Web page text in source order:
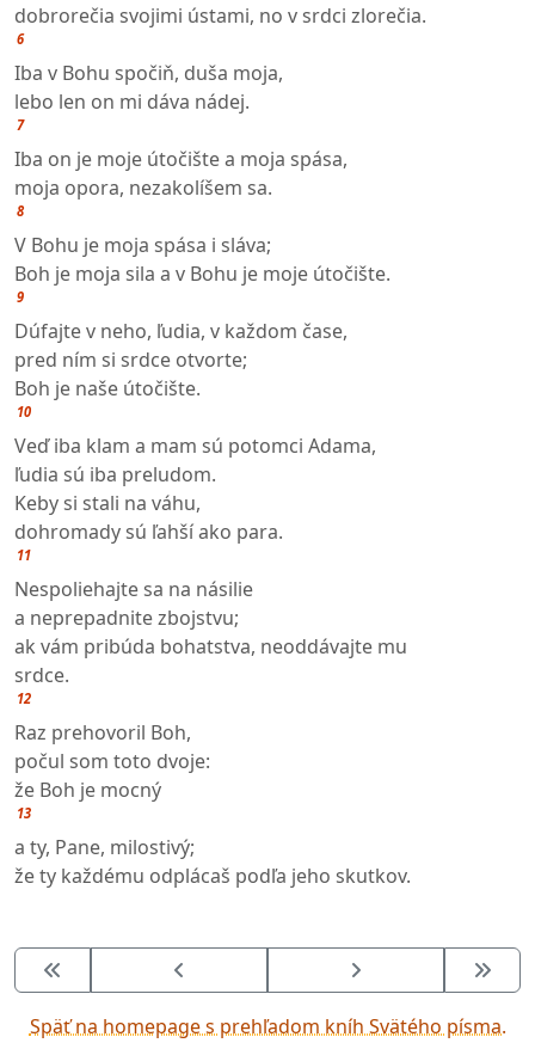
dobrorečia svojimi ústami, no v srdci zlorečia.
6
Iba v Bohu spočiň, duša moja,
lebo len on mi dáva nádej.
7
Iba on je moje útočište a moja spása,
moja opora, nezakolíšem sa.
8
V Bohu je moja spása i sláva;
Boh je moja sila a v Bohu je moje útočište.
9
Dúfajte v neho, ľudia, v každom čase,
pred ním si srdce otvorte;
Boh je naše útočište.
10
Veď iba klam a mam sú potomci Adama,
ľudia sú iba preludom.
Keby si stali na váhu,
dohromady sú ľahší ako para.
11
Nespoliehajte sa na násilie
a neprepadnite zbojstvu;
ak vám pribúda bohatstva, neoddávajte mu
srdce.
12
Raz prehovoril Boh,
počul som toto dvoje:
že Boh je mocný
13
a ty, Pane, milostivý;
že ty každému odplácaš podľa jeho skutkov.
Späť na homepage s prehľadom kníh Svätého písma.